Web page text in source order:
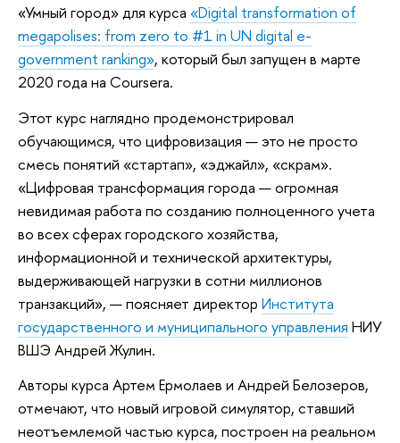
«Умный город» для курса «Digital transformation of
megapolises: from zero to #1 in UN digital e-
government ranking», который был запущен в марте
2020 года на Coursera.
Этот курс наглядно продемонстрировал
обучающимся, что цифровизация — это не просто
смесь понятий «стартап», «эджайл», «скрам».
«Цифровая трансформация города — огромная
невидимая работа по созданию полноценного учета
во всех сферах городского хозяйства,
информационной и технической архитектуры,
выдерживающей нагрузки в сотни миллионов
транзакций», — поясняет директор Института
государственного и муниципального управления НИУ
ВШЭ Андрей Жулин.
Авторы курса Артем Ермолаев и Андрей Белозеров,
отмечают, что новый игровой симулятор, ставший
неотъемлемой частью курса, построен на реальном